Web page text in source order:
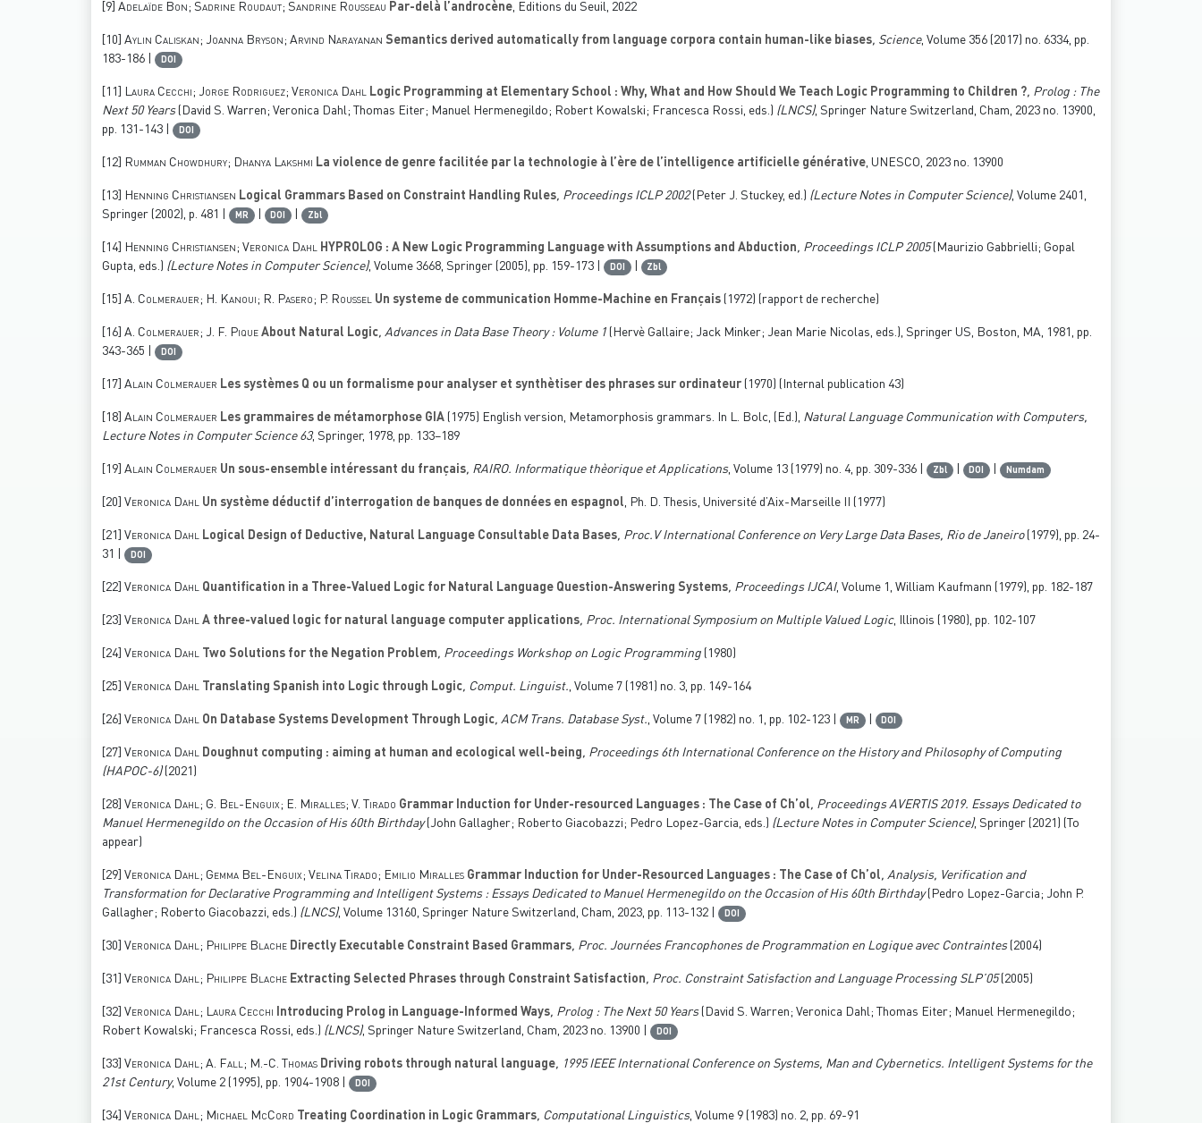
[9] Adelaïde Bon; Sadrine Roudaut; Sandrine Rousseau Par-delà l’androcène, Editions du Seuil, 2022
[10] Aylin Caliskan; Joanna Bryson; Arvind Narayanan Semantics derived automatically from language corpora contain human-like biases, Science, Volume 356 (2017) no. 6334, pp.
183-186 |
DOI
[11] Laura Cecchi; Jorge Rodriguez; Veronica Dahl Logic Programming at Elementary School : Why, What and How Should We Teach Logic Programming to Children ?, Prolog : The
Next 50 Years(David S. Warren; Veronica Dahl; Thomas Eiter; Manuel Hermenegildo; Robert Kowalski; Francesca Rossi, eds.) (LNCS), Springer Nature Switzerland, Cham, 2023 no. 13900,
pp. 131-143 |
DOI
[12] Rumman Chowdhury; Dhanya Lakshmi La violence de genre facilitée par la technologie à l’ère de l’intelligence artificielle générative, UNESCO, 2023 no. 13900
[13] Henning Christiansen Logical Grammars Based on Constraint Handling Rules, Proceedings ICLP 2002(Peter J. Stuckey, ed.) (Lecture Notes in Computer Science), Volume 2401 ,
Springer (2002), p. 481 |
MR | DOI | Zbl
[14] Henning Christiansen; Veronica Dahl HYPROLOG : A New Logic Programming Language with Assumptions and Abduction, Proceedings ICLP 2005(Maurizio Gabbrielli; Gopal
Gupta, eds.) (Lecture Notes in Computer Science), Volume 3668, Springer (2005), pp. 159-173 | DOI | Zbl
[15] A. Colmerauer; H. Kanoui; R. Pasero; P. Roussel Un systeme de communication Homme-Machine en Français (1972) (rapport de recherche)
[16] A. Colmerauer; J. F. Pique About Natural Logic, Advances in Data Base Theory : Volume 1 (Hervè Gallaire; Jack Minker; Jean Marie Nicolas, eds.), Springer US, Boston, MA, 1981, pp.
343-365 |
DOI
[17] Alain Colmerauer Les systèmes Q ou un formalisme pour analyser et synthètiser des phrases sur ordinateur (1970) (Internal publication 43)
[18] Alain Colmerauer Les grammaires de métamorphose GIA (1975) English version, Metamorphosis grammars. In L. Bolc, (Ed.), Natural Language Communication with Computers,
Lecture Notes in Computer Science 63, Springer, 1978, pp. 133–189
[19] Alain Colmerauer Un sous-ensemble intéressant du français, RAIRO. Informatique thèorique et Applications, Volume 13 (1979) no. 4, pp. 309-336 | Zbl | DOI | Numdam
[20] Veronica Dahl Un système déductif d’interrogation de banques de données en espagnol, Ph. D. Thesis, Université d’Aix-Marseille II (1977)
[21] Veronica Dahl Logical Design of Deductive, Natural Language Consultable Data Bases, Proc.V International Conference on Very Large Data Bases, Rio de Janeiro(1979), pp. 24-
31 |
DOI
[22] Veronica Dahl Quantification in a Three-Valued Logic for Natural Language Question-Answering Systems, Proceedings IJCAI, Volume 1 , William Kaufmann (1979), pp. 182-187
[23] Veronica Dahl A three-valued logic for natural language computer applications, Proc. International Symposium on Multiple Valued Logic, Illinois (1980), pp. 102-107
[24] Veronica Dahl Two Solutions for the Negation Problem, Proceedings Workshop on Logic Programming (1980)
[25] Veronica Dahl Translating Spanish into Logic through Logic, Comput. Linguist., Volume 7 (1981) no. 3, pp. 149-164
[26] Veronica Dahl On Database Systems Development Through Logic, ACM Trans. Database Syst., Volume 7 (1982) no. 1, pp. 102-123 | MR | DOI
[27] Veronica Dahl Doughnut computing : aiming at human and ecological well-being, Proceedings 6th International Conference on the History and Philosophy of Computing
(HAPOC-6)(2021)
[28] Veronica Dahl; G. Bel-Enguix; E. Miralles; V. Tirado Grammar Induction for Under-resourced Languages : The Case of Ch’ol, Proceedings AVERTIS 2019. Essays Dedicated to
Manuel Hermenegildo on the Occasion of His 60th Birthday(John Gallagher; Roberto Giacobazzi; Pedro Lopez-Garcia, eds.) (Lecture Notes in Computer Science), Springer (2021) (To
appear)
[29] Veronica Dahl; Gemma Bel-Enguix; Velina Tirado; Emilio Miralles Grammar Induction for Under-Resourced Languages : The Case of Ch’ol, Analysis, Verification and
Transformation for Declarative Programming and Intelligent Systems : Essays Dedicated to Manuel Hermenegildo on the Occasion of His 60th Birthday(Pedro Lopez-Garcia; John P.
Gallagher; Roberto Giacobazzi, eds.) (LNCS), Volume 13160, Springer Nature Switzerland, Cham, 2023, pp. 113-132 | DOI
[30] Veronica Dahl; Philippe Blache Directly Executable Constraint Based Grammars, Proc. Journées Francophones de Programmation en Logique avec Contraintes(2004)
[31] Veronica Dahl; Philippe Blache Extracting Selected Phrases through Constraint Satisfaction, Proc. Constraint Satisfaction and Language Processing SLP’05(2005)
[32] Veronica Dahl; Laura Cecchi Introducing Prolog in Language-Informed Ways, Prolog : The Next 50 Years(David S. Warren; Veronica Dahl; Thomas Eiter; Manuel Hermenegildo;
Robert Kowalski; Francesca Rossi, eds.) (LNCS), Springer Nature Switzerland, Cham, 2023 no. 13900 | DOI
[33] Veronica Dahl; A. Fall; M.-C. Thomas Driving robots through natural language, 1995 IEEE International Conference on Systems, Man and Cybernetics. Intelligent Systems for the
21st Century, Volume 2 (1995), pp. 1904-1908 | DOI
[34] Veronica Dahl; Michael McCord Treating Coordination in Logic Grammars, Computational Linguistics, Volume 9 (1983) no. 2, pp. 69-91